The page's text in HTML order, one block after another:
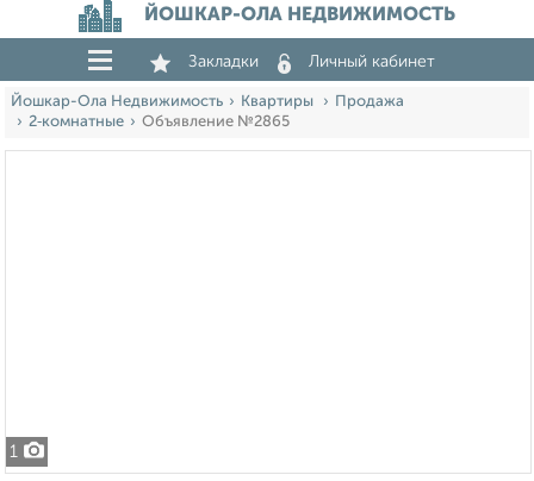
ЙОШКАР-ОЛА НЕДВИЖИМОСТЬ
Закладки Личный кабинет
Йошкар-Ола Недвижимость Квартиры
Продажа
2‑комнатные
Объявление №2865
1